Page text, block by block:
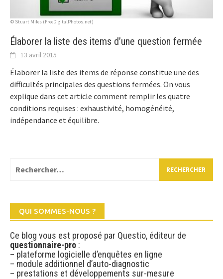
© Stuart Miles (FreeDigitalPhotos.net)
Élaborer la liste des items d’une question fermée
13 avril 2015
Élaborer la liste des items de réponse constitue une des
difficultés principales des questions fermées. On vous
explique dans cet article comment remplir les quatre
conditions requises : exhaustivité, homogénéité,
indépendance et équilibre.
QUI SOMMES-NOUS ?
Ce blog vous est proposé par Questio, éditeur de
questionnaire-pro :
– plateforme logicielle d’enquêtes en ligne
– module additionnel d’auto-diagnostic
– prestations et développements sur-mesure